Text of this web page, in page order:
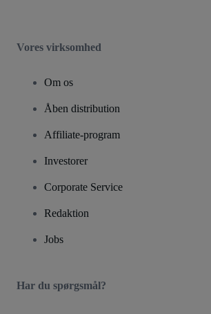
Vores virksomhed
Om os
Åben distribution
Affiliate-program
Investorer
Corporate Service
Redaktion
Jobs
Har du spørgsmål?